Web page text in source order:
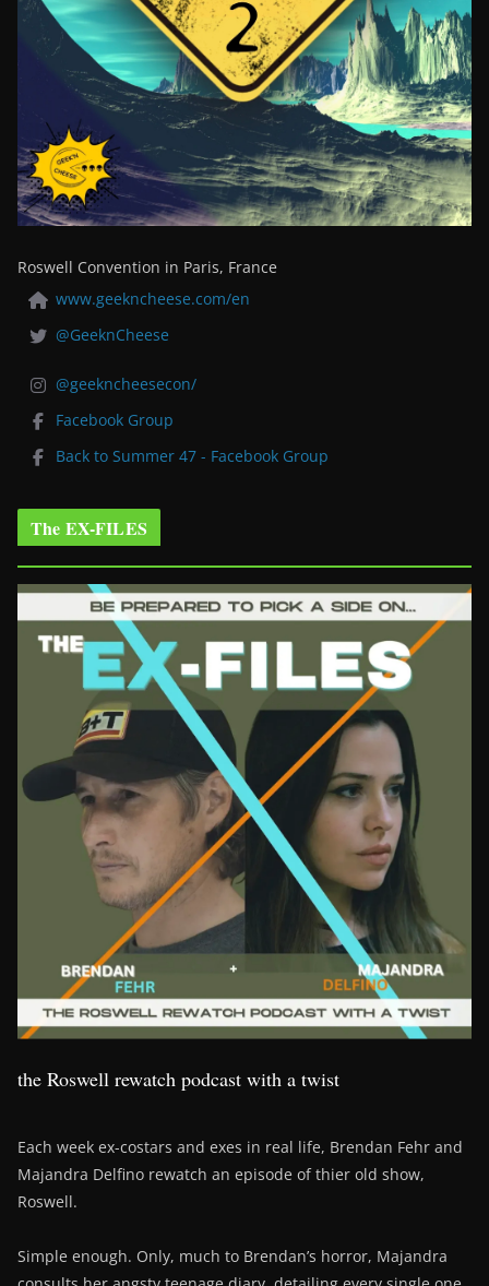
Roswell Convention in Paris, France
www.geekncheese.com/en
@GeeknCheese
@geekncheesecon/
Facebook Group
Back to Summer 47 - Facebook Group
The EX-FILES
the Roswell rewatch podcast with a twist
Each week ex-costars and exes in real life, Brendan Fehr and
Majandra Delfino rewatch an episode of thier old show,
Roswell.
Simple enough. Only, much to Brendan’s horror, Majandra